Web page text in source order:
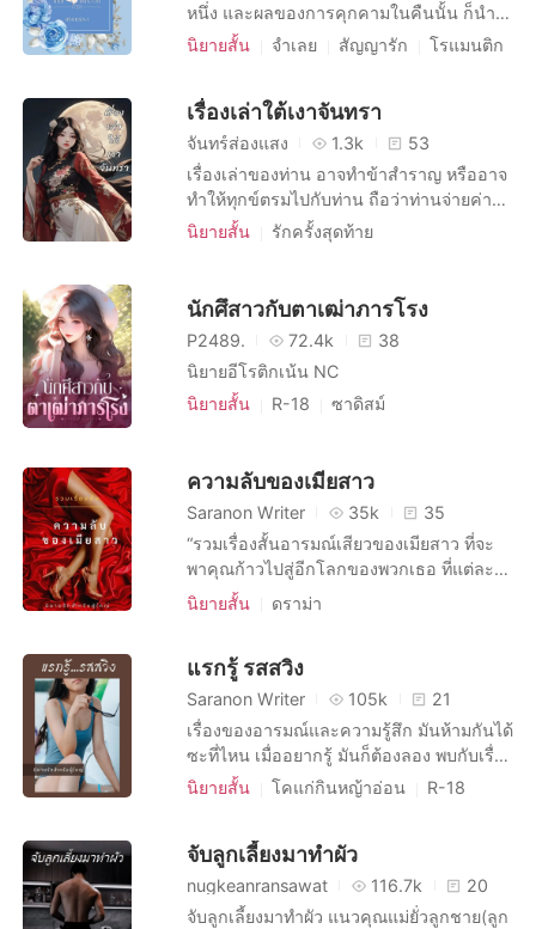
หนึ่ง และผลของการคุกคามในคืนนั้น ก็นำ
มาซึ่งความลับที่ไม่อาจรู้ว่ามันจะเปลี่ยนเป็น
นิยายสั้น จำเลย สัญญารัก
โรแมนติก
เมียเก็บ
การมีเพศสัมพันธ์ครั้งแรก
โดนบังคับมาหลงรัก
เรื่องเล่าใต้เงาจันทรา
จันทร์ส่องแสง 1.3k
53
เรื่องเล่าของท่าน อาจทำข้าสำราญ หรืออาจ
ทำให้ทุกข์ตรมไปกับท่าน ถือว่าท่านจ่ายค่า
ตอบแทนแก่ข้าแล้ว เสพสุขจากความทุกข์
ตรมกระทำได้เช่นนั้นหรือความทุกข์ตรมของ
ได้
นิยายสั้น
รักครั้งสุดท้าย
จีนโบราณ
นักศึสาวกับตาเฒ่าภารโรง
P2489. 72.4k
38
นิยายอีโรติกเน้น NC
นิยายสั้น
R-18
ซาดิสม์
ความลับของเมียสาว
Saranon Writer 35k
35
“รวมเรื่องสั้นอารมณ์เสียวของเมียสาว ที่จะ
พาคุณก้าวไปสู่อีกโลกของพวกเธอ ที่แต่ละ
คนร่านร้อนจนคิดไม่ถึง” สำหรับเล่มนี้เป็น
มีผัวตัวดีคอยส่งเสริมและวางแผนการเสียว
ซะเอง บอกเลยว่าเรื่องราวของเมียสาวแต่ละ
คนจะทำให้คุณต้องคอยติดตามพวกเธอ ว่า
สุดท้ายจะลงเอยอย่างไร
นิยายสั้น ดราม่า
แรกรู้ รสสวิง
Saranon Writer 105k
21
เรื่องของอารมณ์และความรู้สึก มันห้ามกันได้
ซะที่ไหน เมื่ออยากรู้ มันก็ต้องลอง พบกับเรื่อง
ราวแรกลิ้มรสของอารมณ์ด้านมืดในอารมณ์
อารมณ์จนบางครั้งคุณเองก็อาจจะอยากตาม
เข้าสู่โลกใบนี้
นิยายสั้น โคแก่กินหญ้าอ่อน
R-18
ความสัมพันธ์ในครอบครัวที่ซับซ้อน
การมีเพศสัมพันธ์ครั้งแรก
หวาน
คู่นอนคืนเดียว
จับลูกเลี้ยงมาทำผัว
nugkeanransawat 116.7k
20
จับลูกเลี้ยงมาทำผัว แนวคุณแม่ยั่วลูกชาย(ลูก